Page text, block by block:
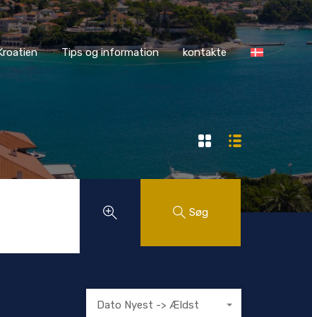
Kroatien Tips og information kontakte
Tips og information kontakte
Søg
Dato Nyest -> Ældst